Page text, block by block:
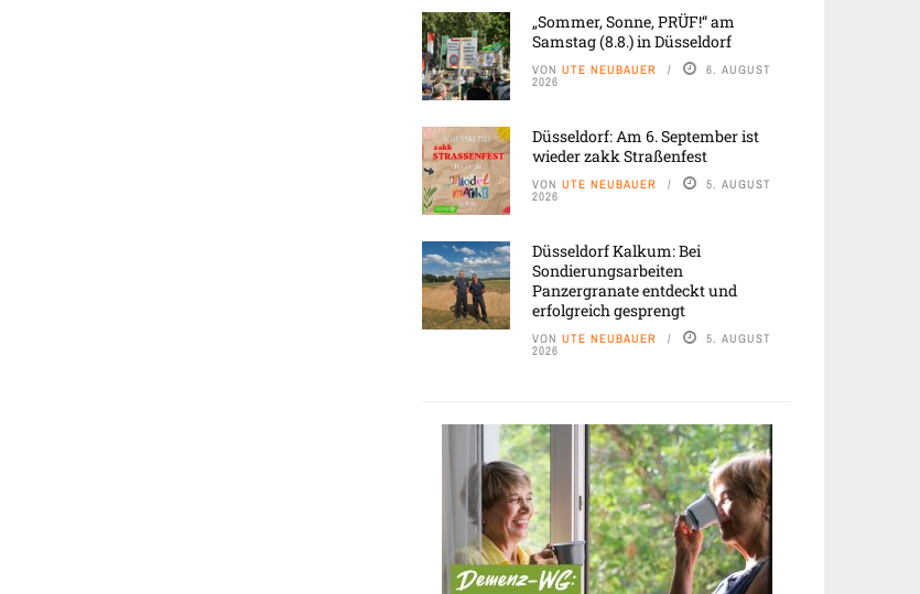
„Sommer, Sonne, PRÜF!“ am
Samstag (8.8.) in Düsseldorf
VON UTE NEUBAUER 6. AUGUST
2026
Düsseldorf: Am 6. September ist
wieder zakk Straßenfest
VON UTE NEUBAUER 5. AUGUST
2026
Düsseldorf Kalkum: Bei
Sondierungsarbeiten
Panzergranate entdeckt und
erfolgreich gesprengt
VON UTE NEUBAUER 5. AUGUST
2026